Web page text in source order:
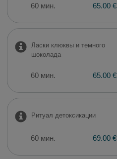
60 мин. 65.00 €
Ласки клюквы и темного
шоколада
60 мин. 65.00 €
Ритуал детоксикации
60 мин. 69.00 €